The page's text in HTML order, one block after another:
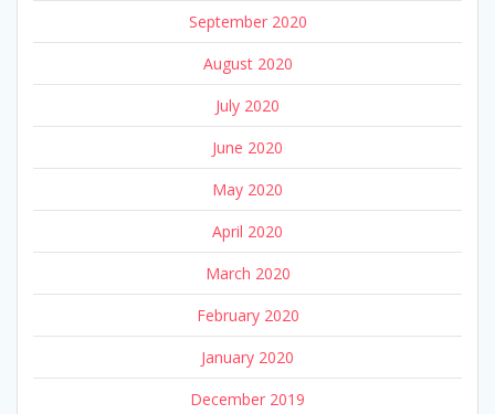
September 2020
August 2020
July 2020
June 2020
May 2020
April 2020
March 2020
February 2020
January 2020
December 2019